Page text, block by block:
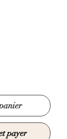
payer